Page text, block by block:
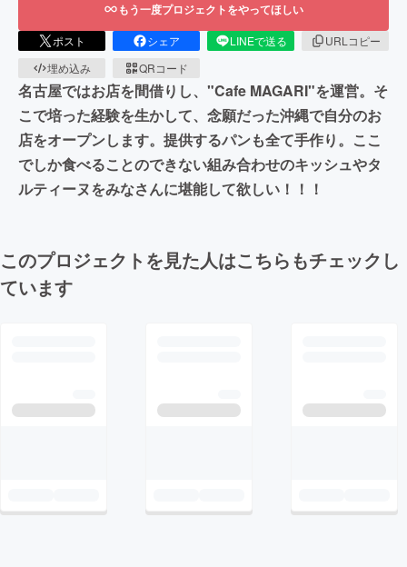
もう一度プロジェクトをやってほしい
ポスト シェア LINEで送る
URLコピー
埋め込み
QRコード
名古屋ではお店を間借りし、"Cafe MAGARI"を運営。そ
こで培った経験を生かして、念願だった沖縄で自分のお
店をオープンします。提供するパンも全て手作り。ここ
でしか食べることのできない組み合わせのキッシュやタ
ルティーヌをみなさんに堪能して欲しい！！！
このプロジェクトを見た人はこちらもチェックし
ています